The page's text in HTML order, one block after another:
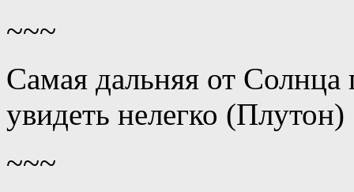
~~~
Самая дальняя от Солнца
увидеть нелегко (Плутон)
~~~